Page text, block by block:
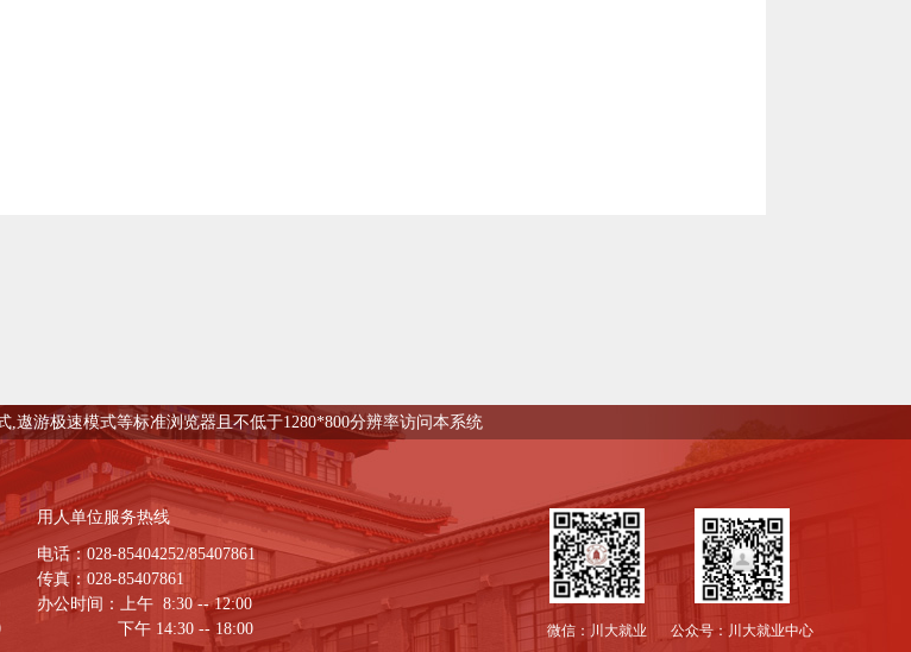
,遨游极速模式等标准浏览器且不低于1280*800分辨率访问本系统
用人单位服务热线
电话：028-85404252/85407861
传真：028-85407861
办公时间：上午 8:30 -- 12:00
下午 14:30 -- 18:00
微信：川大就业 公众号：川大就业中心